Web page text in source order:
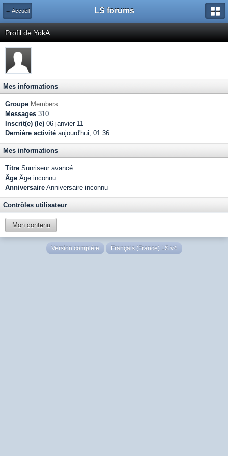
← Accueil LS forums
Profil de YokA
Mes informations
Groupe Members
Messages 310
Inscrit(e) (le) 06-janvier 11
Dernière activité aujourd'hui, 01:36
Mes informations
Titre Sunriseur avancé
Âge Âge inconnu
Anniversaire Anniversaire inconnu
Contrôles utilisateur
Mon contenu
Version complète Français (France) LS v4